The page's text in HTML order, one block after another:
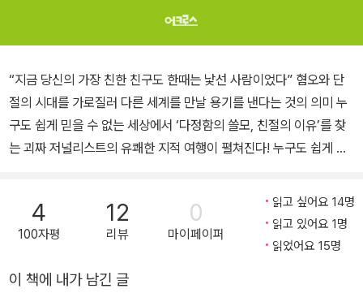
“지금 당신의 가장 친한 친구도 한때는 낯선 사람이었다” 혐오와 단
절의 시대를 가로질러 다른 세계를 만날 용기를 낸다는 것의 의미 누
구도 쉽게 믿을 수 없는 세상에서 ‘다정함의 쓸모, 친절의 이유’를 찾
는 괴짜 저널리스트의 유쾌한 지적 여행이 펼쳐진다! 누구도 쉽게 믿
한 이점을 탐색하는 책 《낯선 사람에게 말을 걸면》이 출간되었다. 외
로움과 고립과 단절이 일으키는 사회적 문제는 걱정스럽지만, 그렇다
고 전염병 보균자일지도, 사기꾼이거나 사이코패스일지도 모르는 낯
심이 도시인의 에티켓으로 여겨지는 오늘날, 세계는 평평해지고 넓어
4
100자평
12
리뷰
0
마이페이퍼
읽고 싶어요 14명
읽고 있어요 1명
읽었어요 15명
이 책에 내가 남긴 글